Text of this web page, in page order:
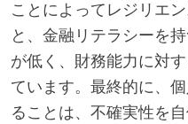
ことによってレジリエ
と、金融リテラシーを
が低く、財務能力に対
ています。最終的に、
ることは、不確実性を